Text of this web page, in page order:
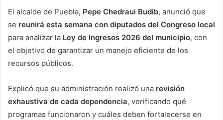
El alcalde de Puebla, Pepe Chedraui Budib, anunció que
se reunirá esta semana con diputados del Congreso local
para analizar la Ley de Ingresos 2026 del municipio, con
el objetivo de garantizar un manejo eficiente de los
recursos públicos.
Explicó que su administración realizó una revisión
exhaustiva de cada dependencia, verificando qué
programas funcionaron y cuáles deben fortalecerse en